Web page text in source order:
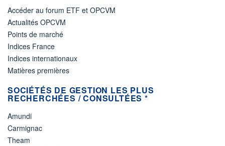
Accéder au forum ETF et OPCVM
Actualités OPCVM
Points de marché
Indices France
Indices internationaux
Matières premières
SOCIÉTÉS DE GESTION LES PLUS
RECHERCHÉES / CONSULTÉES *
Amundi
Carmignac
Theam